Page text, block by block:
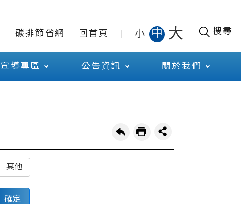
碳排節省網 回首頁 小 中 大 搜尋
宣導專區 公告資訊 關於我們
其他